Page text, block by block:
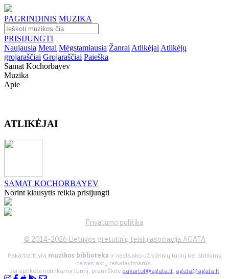
PAGRINDINIS MUZIKA
PRISIJUNGTI
Naujausia Metai Mėgstamiausia Žanrai Atlikėjai Atlikėjų
grojaraščiai Grojaraščiai Paieška
Samat Kochorbayev
Muzika
Apie
ATLIKĖJAI
SAMAT KOCHORBAYEV
Norint klausytis reikia prisijungti
Privatumo politika
© 2014-2026 Lietuvos gretutinių teisių asociacija AGATA
Pakartot.lt yra muzikos biblioteka ir neatsako už kūrinių turinį bei atitikimą
teisės aktų reikalavimams.
Jei aptikote netinkamą turinį, praneškite pakartot@agata.lt, agata@agata.lt